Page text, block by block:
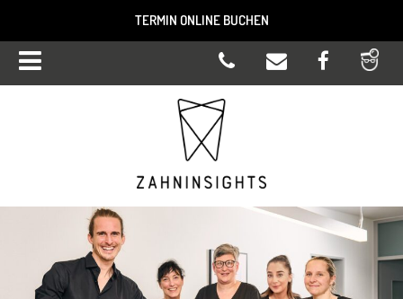
TERMIN ONLINE BUCHEN